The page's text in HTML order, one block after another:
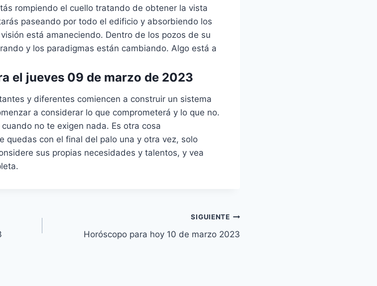
rompiendo el cuello tratando de obtener la vista
paseando por todo el edificio y absorbiendo los
está amaneciendo. Dentro de los pozos de su
y los paradigmas están cambiando. Algo está a
el jueves 09 de marzo de 2023
y diferentes comiencen a construir un sistema
a considerar lo que comprometerá y lo que no.
no te exigen nada. Es otra cosa
quedas con el final del palo una y otra vez, solo
sus propias necesidades y talentos, y vea
SIGUIENTE
Horóscopo para hoy 10 de marzo 2023